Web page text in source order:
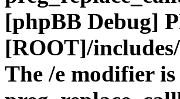
[phpBB Debug]
[ROOT]/
The /e modifier